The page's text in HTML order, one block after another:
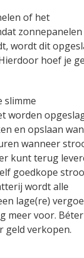
of het
wordt dit
hoef je
slimme
worden
en opslaan
wanneer
kunt terug
goedkope
wordt alle
lage(re)
meer voor.
geld verkopen.